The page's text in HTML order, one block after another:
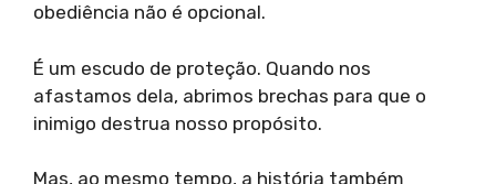
obediência não é opcional.
É um escudo de proteção. Quando nos
afastamos dela, abrimos brechas para que o
inimigo destrua nosso propósito.
Mas, ao mesmo tempo, a história também